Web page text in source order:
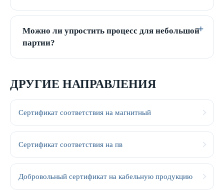
Можно ли упростить процесс для небольшой
партии?
ДРУГИЕ НАПРАВЛЕНИЯ
Сертификат соответствия на магнитный
Сертификат соответствия на пв
Добровольный сертификат на кабельную продукцию